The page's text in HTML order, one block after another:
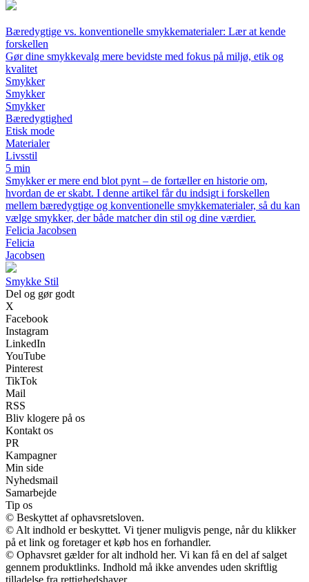
Bæredygtige vs. konventionelle smykkematerialer: Lær at kende
forskellen
Gør dine smykkevalg mere bevidste med fokus på miljø, etik og
kvalitet
Smykker
Smykker
Smykker
Bæredygtighed
Etisk mode
Materialer
Livsstil
5 min
Smykker er mere end blot pynt – de fortæller en historie om,
hvordan de er skabt. I denne artikel får du indsigt i forskellen
mellem bæredygtige og konventionelle smykkematerialer, så du kan
vælge smykker, der både matcher din stil og dine værdier.
Felicia Jacobsen
Felicia
Jacobsen
Smykke Stil
Del og gør godt
X
Facebook
Instagram
LinkedIn
YouTube
Pinterest
TikTok
Mail
RSS
Bliv klogere på os
Kontakt os
PR
Kampagner
Min side
Nyhedsmail
Samarbejde
Tip os
© Beskyttet af ophavsretsloven.
© Alt indhold er beskyttet. Vi tjener muligvis penge, når du klikker
på et link og foretager et køb hos en forhandler.
© Ophavsret gælder for alt indhold her. Vi kan få en del af salget
gennem produktlinks. Indhold må ikke anvendes uden skriftlig